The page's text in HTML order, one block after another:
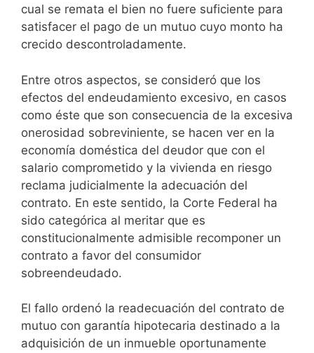
cual se remata el bien no fuere suficiente para
satisfacer el pago de un mutuo cuyo monto ha
crecido descontroladamente.
Entre otros aspectos, se consideró que los
efectos del endeudamiento excesivo, en casos
como éste que son consecuencia de la excesiva
onerosidad sobreviniente, se hacen ver en la
economía doméstica del deudor que con el
salario comprometido y la vivienda en riesgo
reclama judicialmente la adecuación del
contrato. En este sentido, la Corte Federal ha
sido categórica al meritar que es
constitucionalmente admisible recomponer un
contrato a favor del consumidor
sobreendeudado.
El fallo ordenó la readecuación del contrato de
mutuo con garantía hipotecaria destinado a la
adquisición de un inmueble oportunamente